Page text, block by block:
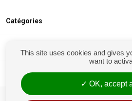
Catégories
Mon compte
siret : 81238106900028
This site uses cookies and gives
want to
OK, accept